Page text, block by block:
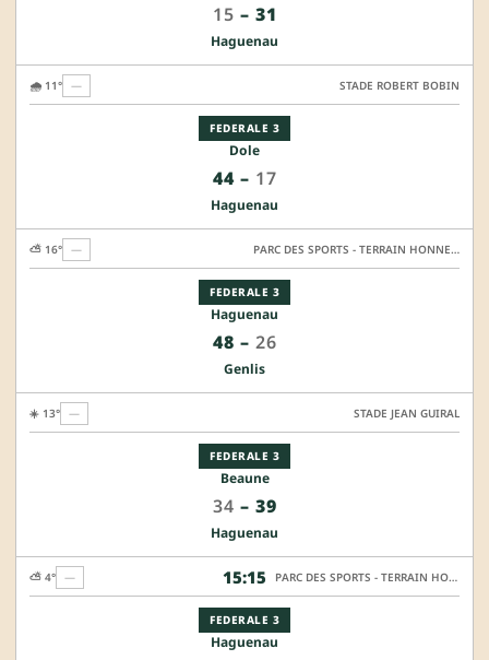
15 – 31
Haguenau
FEDERALE 3
Dole
44– 17
Haguenau
🌧️ 11° — STADE ROBERT BOBIN
FEDERALE 3
Haguenau
48 – 26
Genlis
⛅ 16° — PARC DES SPORTS - TERRAIN HONNEUR
FEDERALE 3
Beaune
34 – 39
Haguenau
☀️ 13° — STADE JEAN GUIRAL
15:15
FEDERALE 3
Haguenau
⛅ 4° — PARC DES SPORTS - TERRAIN HONNEUR